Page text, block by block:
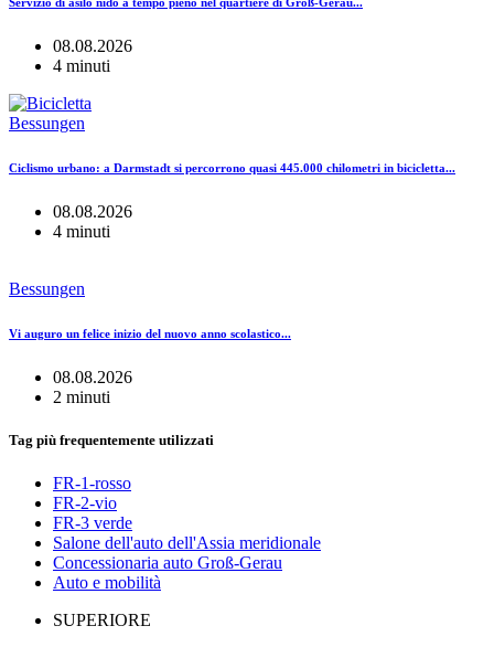
08.08.2026
4 minuti
Bessungen
Ciclismo urbano: a Darmstadt si percorrono quasi 445.000 chilometri in bicicletta...
08.08.2026
4 minuti
Bessungen
Vi auguro un felice inizio del nuovo anno scolastico...
08.08.2026
2 minuti
Tag più frequentemente utilizzati
FR-1-rosso
FR-2-vio
FR-3 verde
Salone dell'auto dell'Assia meridionale
Concessionaria auto Groß-Gerau
Auto e mobilità
SUPERIORE